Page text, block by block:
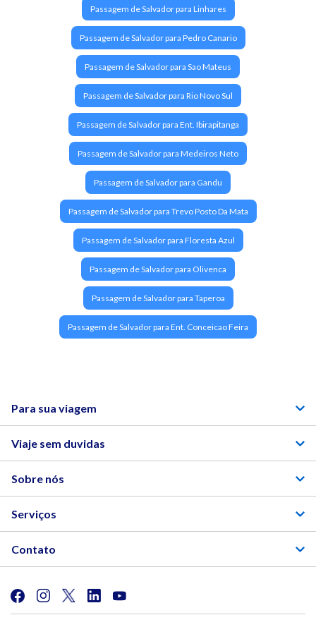
Passagem de Salvador para Linhares
Passagem de Salvador para Pedro Canario
Passagem de Salvador para Sao Mateus
Passagem de Salvador para Rio Novo Sul
Passagem de Salvador para Ent. Ibirapitanga
Passagem de Salvador para Medeiros Neto
Passagem de Salvador para Gandu
Passagem de Salvador para Trevo Posto Da Mata
Passagem de Salvador para Floresta Azul
Passagem de Salvador para Olivenca
Passagem de Salvador para Taperoa
Passagem de Salvador para Ent. Conceicao Feira
Para sua viagem
Viaje sem duvidas
Sobre nós
Serviços
Contato